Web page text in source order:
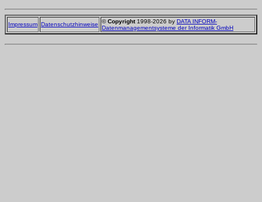
Impressum Datenschutzhinweise ©Copyright1998-2026 by DATA INFORM-
Datenmanagementsysteme der Informatik GmbH